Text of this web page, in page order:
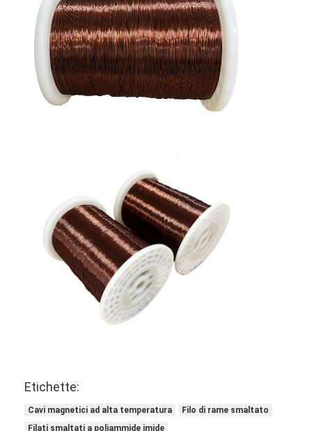
Etichette:
Cavi magnetici ad alta temperatura
Filo di rame smaltato
Filati smaltati a poliammide imide